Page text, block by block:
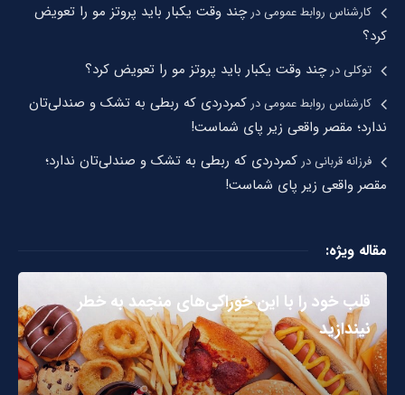
کارشناس روابط عمومیدرچند وقت یکبار باید پروتز مو را تعویض
کرد؟
توکلیدرچند وقت یکبار باید پروتز مو را تعویض کرد؟
کارشناس روابط عمومیدر کمردردی که ربطی به تشک و صندلی‌تان
ندارد؛ مقصر واقعی زیر پای شماست!
فرزانه قربانیدر کمردردی که ربطی به تشک و صندلی‌تان ندارد؛
مقصر واقعی زیر پای شماست!
مقاله ویژه:
قلب خود را با این خوراکی‌های منجمد به خطر
نیندازید